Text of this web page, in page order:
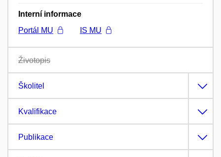
Interní informace
Portál MU
IS MU
Životopis
Školitel
Kvalifikace
Publikace